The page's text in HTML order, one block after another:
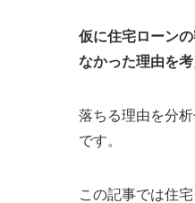
仮に住宅ローン
なかった理由を考
落ちる理由を分
です。
この記事では住